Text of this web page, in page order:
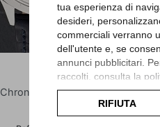
tua esperienza di
desideri,
commerciali verranno
dell'utente e, se
annunci pubblicitari.
raccolti, consulta la
ConsultaRIFIUTA
Perseo
Chronograph Tre Stelle